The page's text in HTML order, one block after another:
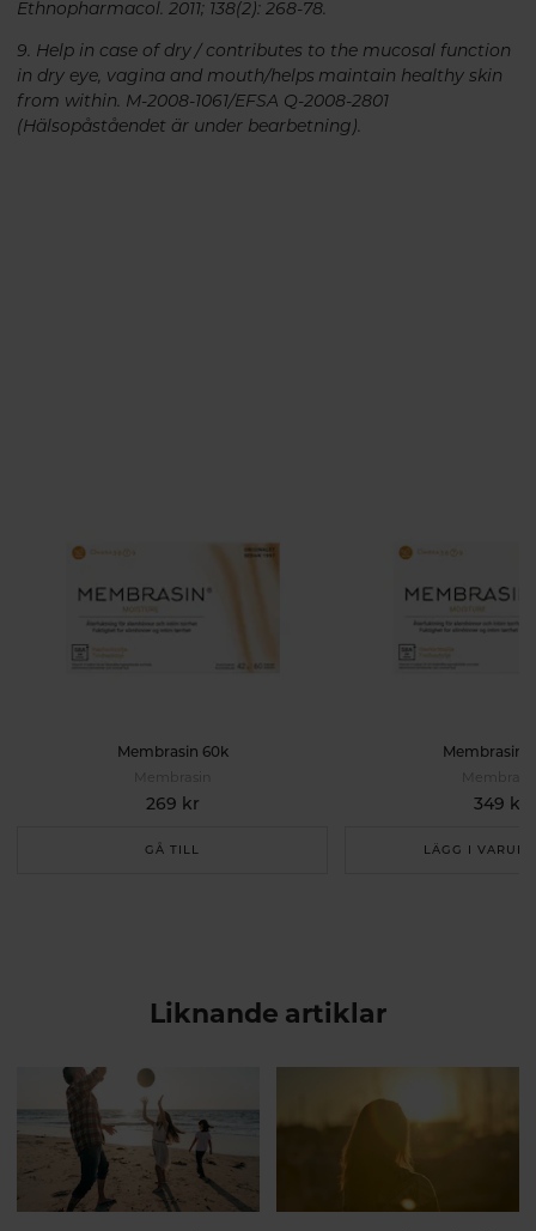
Ethnopharmacol. 2011; 138(2): 268-78.
9. Help in case of dry / contributes to the mucosal function
in dry eye, vagina and mouth/helps maintain healthy skin
from within. M-2008-1061/EFSA Q-2008-2801
(Hälsopåståendet är under bearbetning).
Membrasin 60k
Membrasin
269 kr
GÅ TILL
Membrasin
349 kr
LÄGG I
Liknande artiklar